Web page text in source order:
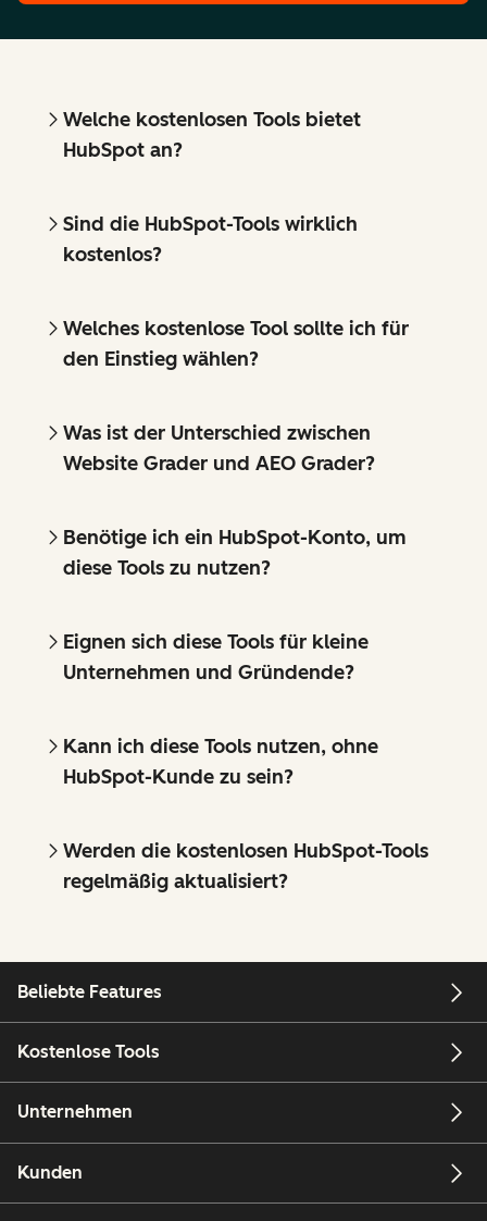
Welche kostenlosen Tools bietet
HubSpot an?
Sind die HubSpot-Tools wirklich
kostenlos?
Welches kostenlose Tool sollte ich für
den Einstieg wählen?
Was ist der Unterschied zwischen
Website Grader und AEO Grader?
Benötige ich ein HubSpot-Konto, um
diese Tools zu nutzen?
Eignen sich diese Tools für kleine
Unternehmen und Gründende?
Kann ich diese Tools nutzen, ohne
HubSpot-Kunde zu sein?
Werden die kostenlosen HubSpot-Tools
regelmäßig aktualisiert?
Beliebte Features
Kostenlose Tools
Unternehmen
Kunden